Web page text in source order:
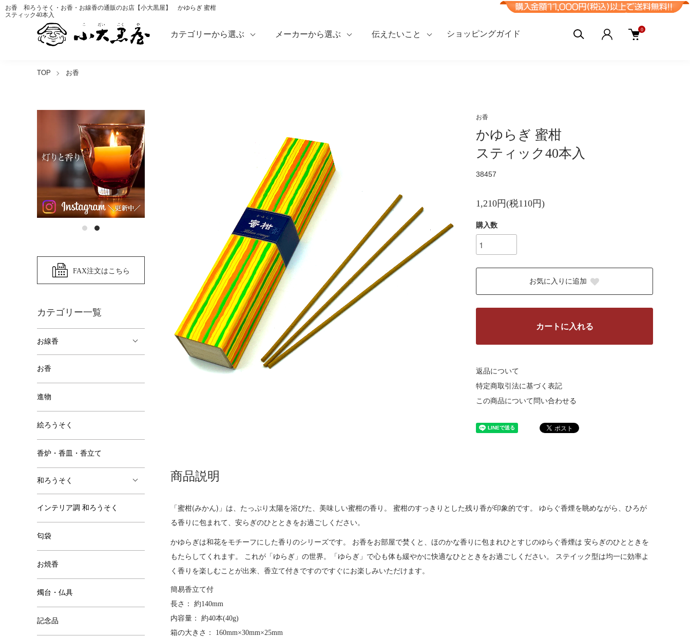
お香 和ろうそく・お香・お線香の通販のお店【小大黒屋】 かゆらぎ 蜜柑
スティック40本入
カテゴリーから選ぶ メーカーから選ぶ 伝えたいこと ショッピングガイド 0
TOP お香
お香
かゆらぎ 蜜柑
スティック40本入
38457
1,210円(税110円)
購入数
お気に入りに追加
カートに入れる
返品について
特定商取引法に基づく表記
この商品について問い合わせる
商品説明
「蜜柑(みかん)」は、たっぷり太陽を浴びた、美味しい蜜柑の香り。 蜜柑のすっきりとした残り香が印象的です。 ゆらぐ香煙を眺めながら、ひろが
る香りに包まれて、安らぎのひとときをお過ごしください。
かゆらぎは和花をモチーフにした香りのシリーズです。 お香をお部屋で焚くと、ほのかな香りに包まれひとすじのゆらぐ香煙は 安らぎのひとときを
もたらしてくれます。 これが「ゆらぎ」の世界。「ゆらぎ」で心も体も緩やかに快適なひとときをお過ごしください。 ステイック型は均一に効率よ
く香りを楽しむことが出来、香立て付きですのですぐにお楽しみいただけます。
簡易香立て付
長さ： 約140mm
内容量： 約40本(40g)
箱の大きさ： 160mm×30mm×25mm
FAX注文はこちら
カテゴリー一覧
お線香
お香
進物
絵ろうそく
香炉・香皿・香立て
和ろうそく
インテリア調 和ろうそく
匂袋
お焼香
燭台・仏具
記念品